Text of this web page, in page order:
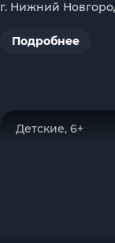
г. Нижний
Подробнее
Детские, 6+